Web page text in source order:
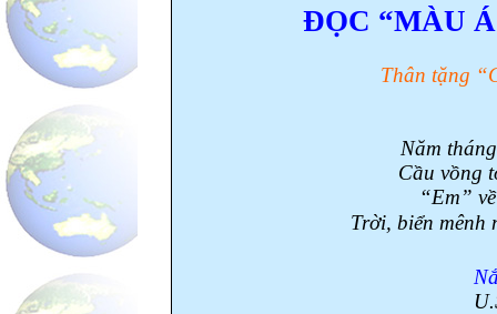
ĐỌC “MÀU
Thân tặng
Năm
Cầu vồng
“Em”
Trời, biển